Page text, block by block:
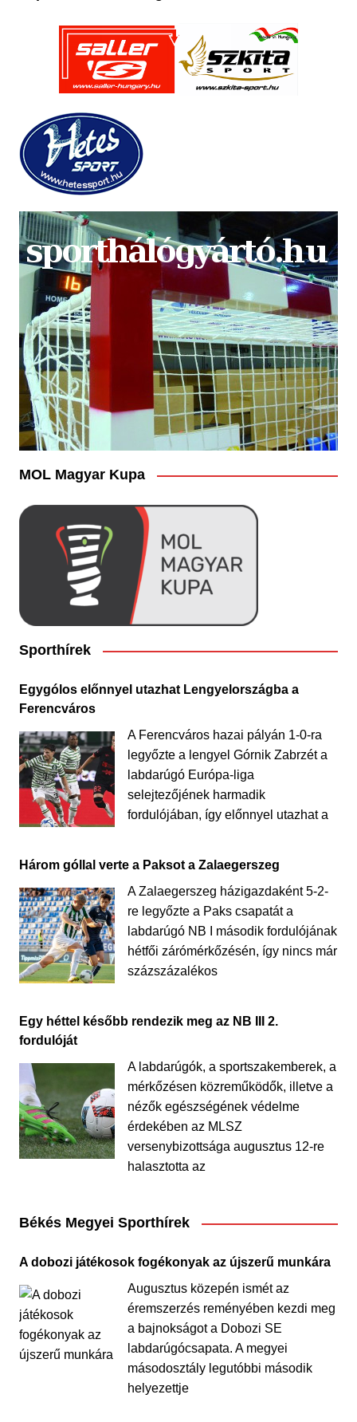
MOL Magyar Kupa
Sporthírek
Egygólos előnnyel utazhat Lengyelországba a
Ferencváros
A Ferencváros hazai pályán 1-0-ra
legyőzte a lengyel Górnik Zabrzét a
labdarúgó Európa-liga
selejtezőjének harmadik
fordulójában, így előnnyel utazhat a
Három góllal verte a Paksot a Zalaegerszeg
A Zalaegerszeg házigazdaként 5-2-
re legyőzte a Paks csapatát a
labdarúgó NB I második fordulójának
hétfői zárómérkőzésén, így nincs már
százszázalékos
Egy héttel később rendezik meg az NB III 2.
fordulóját
A labdarúgók, a sportszakemberek, a
mérkőzésen közreműködők, illetve a
nézők egészségének védelme
érdekében az MLSZ
versenybizottsága augusztus 12-re
halasztotta az
Békés Megyei Sporthírek
A dobozi játékosok fogékonyak az újszerű munkára
Augusztus közepén ismét az
éremszerzés reményében kezdi meg
a bajnokságot a Dobozi SE
labdarúgócsapata. A megyei
másodosztály legutóbbi második
helyezettje